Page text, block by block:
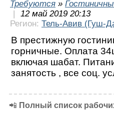
Требуются »
|
12 май 2019 20:13
Регион: Тель-Авив (Гуш-
В престижную
горничные. Оплата
включая шабат.
занятость , все
📲 Полный список